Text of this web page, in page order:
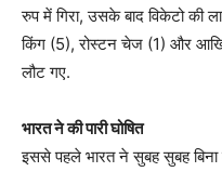
रुप में गिरा, उसके बाद विकेटो
किंग (5), रोस्टन चेज (1) और
लौट गए.
भारत ने की पारी घोषित
इससे पहले भारत ने सुबह सुबह